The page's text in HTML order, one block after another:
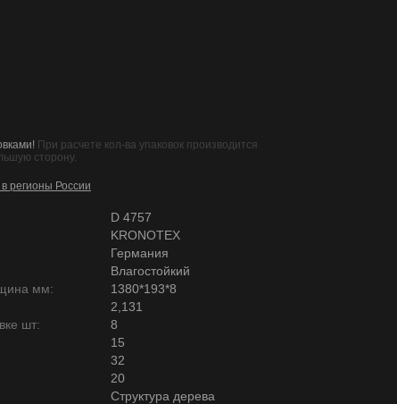
При расчете кол-ва упаковок производится
сторону.
регионы России
D 4757
KRONOTEX
Германия
Влагостойкий
мм:
1380*193*8
2,131
шт:
8
15
32
20
Структура дерева